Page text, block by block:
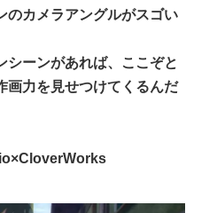
のカメラアングルがスゴい
シーンがあれば、ここぞと
画力を見せつけてくるんだ